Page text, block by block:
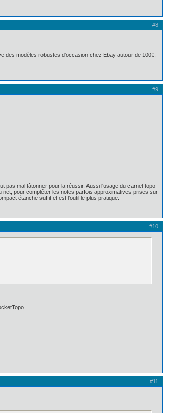
#8
des modèles robustes d'occasion chez Ebay autour de 100€.
#9
pas mal tâtonner pour la réussir. Aussi l'usage du carnet topo
pour compléter les notes parfois approximatives prises sur
étanche suffit et est l'outil le plus pratique.
#10
#11